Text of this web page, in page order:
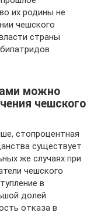
их родины не
чешского
страны
можно
чешского
стопроцентная
существует
же случаях при
чешского
в
долей
отказа в